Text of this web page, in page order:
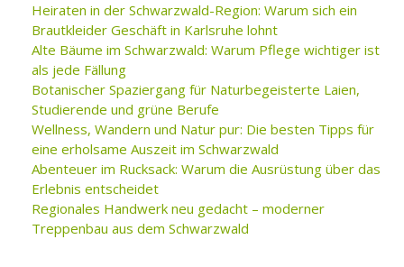
Heiraten in der Schwarzwald-Region: Warum sich ein
Brautkleider Geschäft in Karlsruhe lohnt
Alte Bäume im Schwarzwald: Warum Pflege wichtiger ist
als jede Fällung
Botanischer Spaziergang für Naturbegeisterte Laien,
Studierende und grüne Berufe
Wellness, Wandern und Natur pur: Die besten Tipps für
eine erholsame Auszeit im Schwarzwald
Abenteuer im Rucksack: Warum die Ausrüstung über das
Erlebnis entscheidet
Regionales Handwerk neu gedacht – moderner
Treppenbau aus dem Schwarzwald